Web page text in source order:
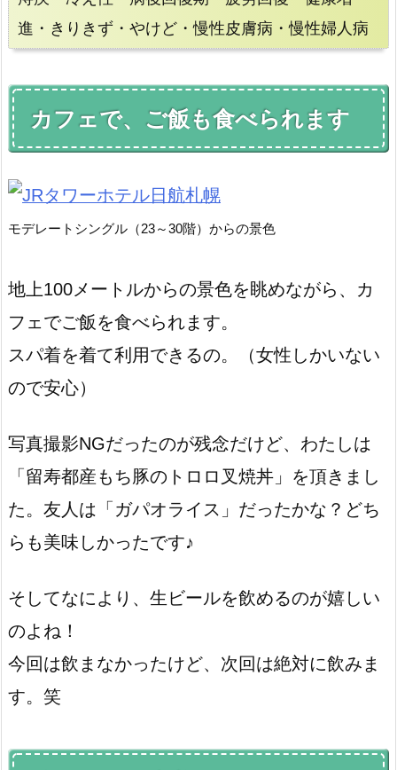
進・きりきず・やけど・慢性皮膚病・慢性婦人病
カフェで、ご飯も食べられます
モデレートシングル（23～30階）からの景色
地上100メートルからの景色を眺めながら、カ
フェでご飯を食べられます。
スパ着を着て利用できるの。（女性しかいない
ので安心）
写真撮影NGだったのが残念だけど、わたしは
「留寿都産もち豚のトロロ叉焼丼」を頂きまし
た。友人は「ガパオライス」だったかな？どち
らも美味しかったです♪
そしてなにより、生ビールを飲めるのが嬉しい
のよね！
今回は飲まなかったけど、次回は絶対に飲みま
す。笑